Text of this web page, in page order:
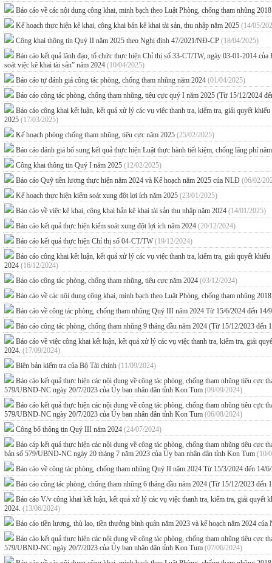
Báo cáo về các nội dung công khai, minh bạch theo Luật Phòng, chống tham nhũng
Kế hoạch thực hiện kê khai, công khai bản kê khai tài sản, thu nhập năm 2025 (14/05/
Công khai thông tin Quý II năm 2025 theo Nghị định 47/2021/NĐ-CP (18/04/2025)
Báo cáo kết quả lãnh đạo, tổ chức thực hiện Chỉ thị số 33-CT/TW, ngày 03-01-2014
soát việc kê khai tài sản” năm 2024 (10/04/2025)
Báo cáo tự đánh giá công tác phòng, chống tham nhũng năm 2024 (01/04/2025)
Báo cáo công tác phòng, chống tham nhũng, tiêu cực quý I năm 2025 (Từ 15/12/2024
Báo cáo công khai kết luận, kết quả xử lý các vụ việc thanh tra, kiểm tra, giải quyết
2025 (17/03/2025)
Kế hoạch phòng chống tham nhũng, tiêu cực năm 2025 (25/02/2025)
Báo cáo đánh giá bổ sung kết quả thực hiện Luật thực hành tiết kiệm, chống lãng phí
Công khai thông tin Quý I năm 2025 (12/02/2025)
Báo cáo Quỹ tiền lương thực hiện năm 2024 và Kế hoạch năm 2025 của NLĐ (06/02/
Kế hoạch thực hiện kiểm soát xung đột lợi ích năm 2025 (23/01/2025)
Báo cáo về việc kê khai, công khai bản kê khai tài sản thu nhập năm 2024 (14/01/2025)
Báo cáo kết quả thực hiện kiểm soát xung đột lợi ích năm 2024 (20/12/2024)
Báo cáo kết quả thực hiện Chỉ thị số 04-CT/TW (19/12/2024)
Báo cáo công khai kết luận, kết quả xử lý các vụ việc thanh tra, kiểm tra, giải quyết
2024 (16/12/2024)
Báo cáo công tác phòng, chống tham nhũng, tiêu cực năm 2024 (03/12/2024)
Báo cáo về các nội dung công khai, minh bạch theo Luật Phòng, chống tham nhũng
Báo cáo về công tác phòng, chống tham nhũng Quý III năm 2024 Từ 15/6/2024 đến 14/
Báo cáo công tác phòng, chống tham nhũng 9 tháng đầu năm 2024 (Từ 15/12/2023 đến
Báo cáo về việc công khai kết luận, kết quả xử lý các vụ việc thanh tra, kiểm tra, giải
2024. (17/09/2024)
Biên bản kiểm tra của Bộ Tài chính (11/09/2024)
Báo cáo kết quả thực hiện các nội dung về công tác phòng, chống tham nhũng tiêu
579/UBND-NC ngày 20/7/2023 của Ủy ban nhân dân tỉnh Kon Tum (09/09/2024)
Báo cáo kết quả thực hiện các nội dung về công tác phòng, chống tham nhũng tiêu
579/UBND-NC ngày 20/7/2023 của Ủy ban nhân dân tỉnh Kon Tum (06/08/2024)
Công bố thông tin Quý III năm 2024 (24/07/2024)
Báo cáp kết quả thực hiện các nội dung về công tác phòng, chống tham nhũng tiêu
bản số 579/UBND-NC ngày 20 tháng 7 năm 2023 của Ủy ban nhân dân tỉnh Kon Tum (10/
Báo cáo về công tác phòng, chống tham nhũng Quý II năm 2024 Từ 15/3/2024 đến 14/
Báo cáo công tác phòng, chống tham nhũng 6 tháng đầu năm 2024 (Từ 15/12/2023 đến
Báo cáo V/v công khai kết luận, kết quả xử lý các vụ việc thanh tra, kiểm tra, giải
2024. (13/06/2024)
Báo cáo tiền lương, thù lao, tiền thưởng bình quân năm 2023 và kế hoạch năm 2024
Báo cáo kết quả thực hiện các nội dung về công tác phòng, chống tham nhũng tiêu
579/UBND-NC ngày 20/7/2023 của Ủy ban nhân dân tỉnh Kon Tum (07/06/2024)